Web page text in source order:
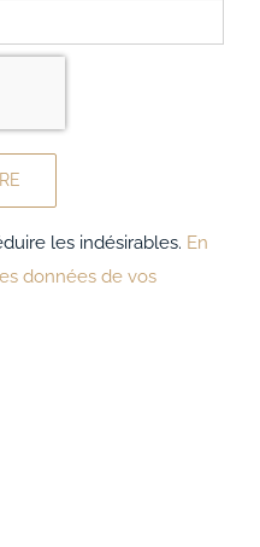
les indésirables. En
données de vos